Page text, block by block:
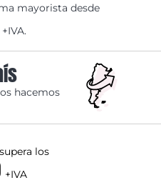
mayorista desde
+IVA.
hacemos
los
+IVA